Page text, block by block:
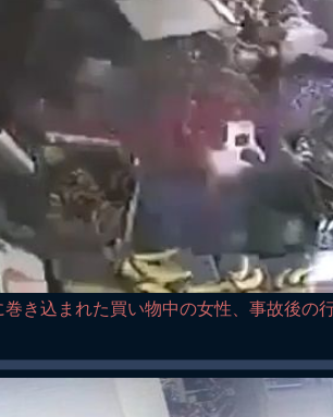
巻き込まれた買い物中の女性、事故後の